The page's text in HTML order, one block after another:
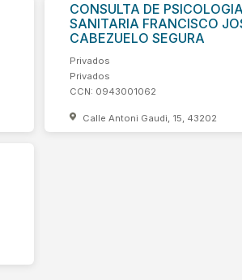
CONSULTA DE PSICOLOGIA
SANITARIA FRANCISCO
CABEZUELO SEGURA
Privados
Privados
CCN: 0943001062
Calle Antoni Gaudi, 15, 43202